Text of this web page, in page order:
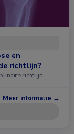
en
richtlijn?
richtlijn …
Meer informatie →